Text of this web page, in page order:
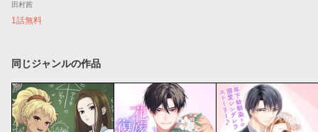
田村茜
1話無料
同じジャンルの作品